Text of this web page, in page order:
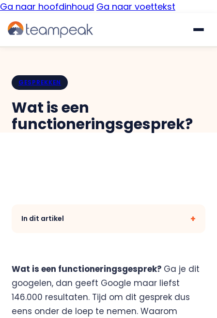
Ga naar hoofdinhoud Ga naar voettekst
Platform
GESPREKKEN & FEEDBACK
Talent Development
Interne Mobiliteit
Implementatie
Downloads
Brochure
GESPREKKEN
Wat is een
functioneringsgesprek?
In dit artikel
Wat is een functioneringsgesprek? Ga je dit
googelen, dan geeft Google maar liefst
146.000 resultaten. Tijd om dit gesprek dus
eens onder de loep te nemen. Waarom